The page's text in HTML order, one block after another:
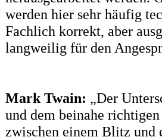
werden hier sehr häufig
Fachlich korrekt, aber
langweilig für den
Mark Twain: „Der
und dem beinahe
zwischen einem Blitz und